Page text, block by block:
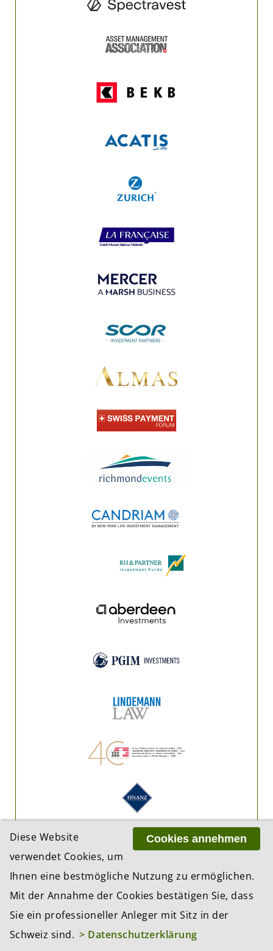
Cookies annehmen
Diese Website
verwendet Cookies, um
Ihnen eine bestmögliche Nutzung zu ermöglichen.
Mit der Annahme der Cookies bestätigen Sie, dass
Sie ein professioneller Anleger mit Sitz in der
Schweiz sind. > Datenschutzerklärung